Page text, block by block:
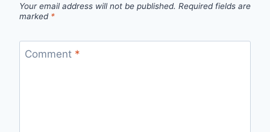
Your email address will not be published. Required fields are
marked *
Comment *